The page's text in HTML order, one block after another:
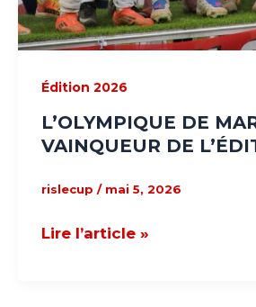
Édition 2026
L’OLYMPIQUE DE
VAINQUEUR DE
rislecup / mai 5, 2026
Lire l’article »